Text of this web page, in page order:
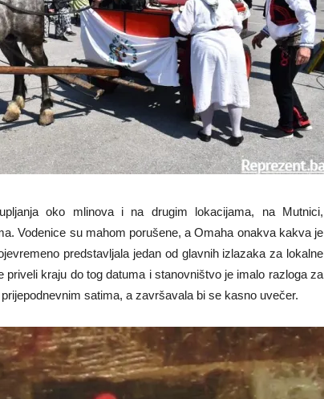
oko mlinova i na drugim lokacijama, na Mutnici,
Vodenice su mahom porušene, a Omaha onakva kakva je
predstavljala jedan od glavnih izlazaka za lokalne
kraju do tog datuma i stanovništvo je imalo razloga za
satima, a završavala bi se kasno uvečer.